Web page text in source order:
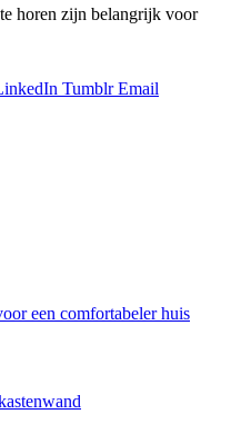
horen zijn belangrijk voor
Tumblr Email
een comfortabeler huis